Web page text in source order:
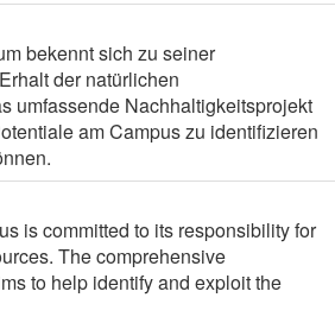
bekennt sich zu seiner
der natürlichen
umfassende Nachhaltigkeitsprojekt
am Campus zu identifizieren
is committed to its responsibility for
The comprehensive
to help identify and exploit the